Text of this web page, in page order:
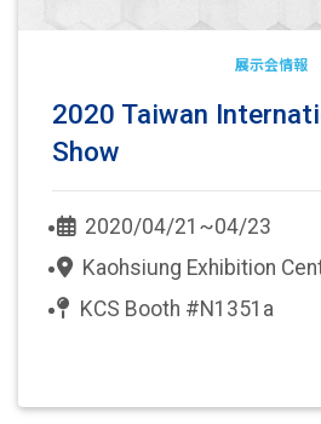
展示会情報
2020 Taiwan
Show
2020/04/21~04/23
Kaohsiung Exhibition
KCS Booth #N1351a